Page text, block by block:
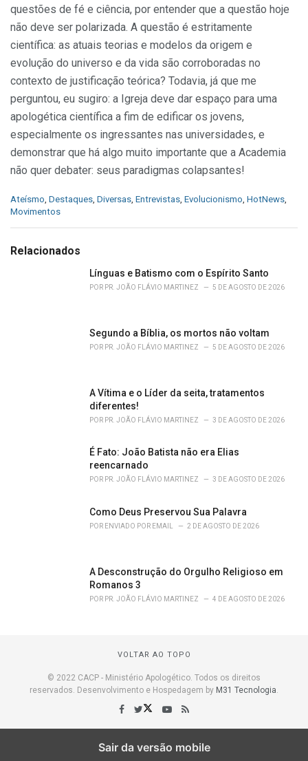
questões de fé e ciência, por entender que a questão hoje
não deve ser polarizada. A questão é estritamente
científica: as atuais teorias e modelos da origem e
evolução do universo e da vida são corroboradas no
contexto de justificação teórica? Todavia, já que me
perguntou, eu sugiro: a Igreja deve dar espaço para uma
apologética científica a fim de edificar os jovens,
especialmente os ingressantes nas universidades, e
demonstrar que há algo muito importante que a Academia
não quer debater: seus paradigmas colapsantes!
C
a
g
Ateísmo Destaques Diversas Entrevistas Evolucionismo HotNews
Movimentos
Relacionados
Línguas e Batismo com o Espírito Santo
POR PR. JOÃO FLÁVIO MARTINEZ 5 DE AGOSTO DE 2026
Segundo a Bíblia, os mortos não voltam
POR PR. JOÃO FLÁVIO MARTINEZ 5 DE AGOSTO DE 2026
A Vítima e o Líder da seita, tratamentos
diferentes!
POR PR. JOÃO FLÁVIO MARTINEZ 3 DE AGOSTO DE 2026
É Fato: João Batista não era Elias
reencarnado
POR PR. JOÃO FLÁVIO MARTINEZ 3 DE AGOSTO DE 2026
Como Deus Preservou Sua Palavra
POR ENVIADO POR EMAIL 2 DE AGOSTO DE 2026
A Desconstrução do Orgulho Religioso em
Romanos 3
POR PR. JOÃO FLÁVIO MARTINEZ 4 DE AGOSTO DE 2026
VOLTAR AO TOPO
© 2022 CACP - Ministério Apologético. Todos os direitos
reservados. Desenvolvimento e Hospedagem by M31 Tecnologia.
Sair da versão mobile